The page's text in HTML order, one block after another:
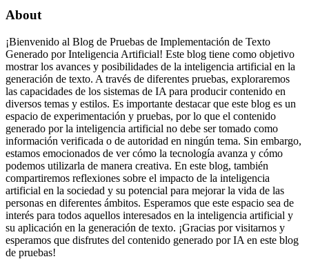
About
¡Bienvenido al Blog de Pruebas de Implementación de Texto
Generado por Inteligencia Artificial! Este blog tiene como objetivo
mostrar los avances y posibilidades de la inteligencia artificial en la
generación de texto. A través de diferentes pruebas, exploraremos
las capacidades de los sistemas de IA para producir contenido en
diversos temas y estilos. Es importante destacar que este blog es un
espacio de experimentación y pruebas, por lo que el contenido
generado por la inteligencia artificial no debe ser tomado como
información verificada o de autoridad en ningún tema. Sin embargo,
estamos emocionados de ver cómo la tecnología avanza y cómo
podemos utilizarla de manera creativa. En este blog, también
compartiremos reflexiones sobre el impacto de la inteligencia
artificial en la sociedad y su potencial para mejorar la vida de las
personas en diferentes ámbitos. Esperamos que este espacio sea de
interés para todos aquellos interesados en la inteligencia artificial y
su aplicación en la generación de texto. ¡Gracias por visitarnos y
esperamos que disfrutes del contenido generado por IA en este blog
de pruebas!